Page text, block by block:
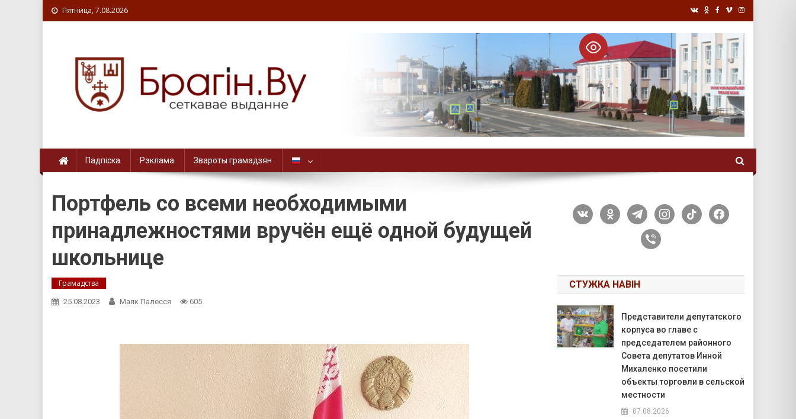
Пятница, 7.08.2026
Падпіска Рэклама Звароты грамадзян
Портфель со всеми необходимыми
принадлежностями вручён ещё одной будущей
школьнице
Грамадства
25.08.2023 Маяк Палесся 605
vkontakteodnoklassniki
telegraminstagram
tiktok facebook
viber
СТУЖКА НАВІН
Представители депутатского
корпуса во главе с
председателем районного
Совета депутатов Инной
Михаленко посетили
объекты торговли в сельской
местности
07.08.2026